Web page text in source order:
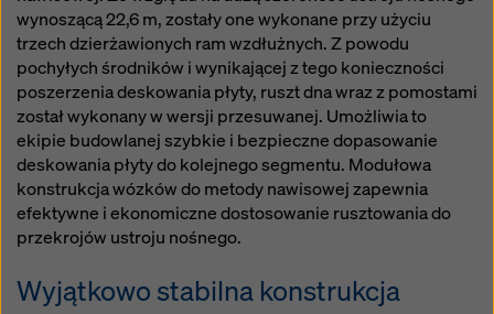
wynoszącą 22,6 m, zostały one wykonane przy użyciu
trzech dzierżawionych ram wzdłużnych. Z powodu
pochyłych środników i wynikającej z tego konieczności
poszerzenia deskowania płyty, ruszt dna wraz z pomostami
został wykonany w wersji przesuwanej. Umożliwia to
ekipie budowlanej szybkie i bezpieczne dopasowanie
deskowania płyty do kolejnego segmentu. Modułowa
konstrukcja wózków do metody nawisowej zapewnia
efektywne i ekonomiczne dostosowanie rusztowania do
przekrojów ustroju nośnego.
Wyjątkowo stabilna konstrukcja